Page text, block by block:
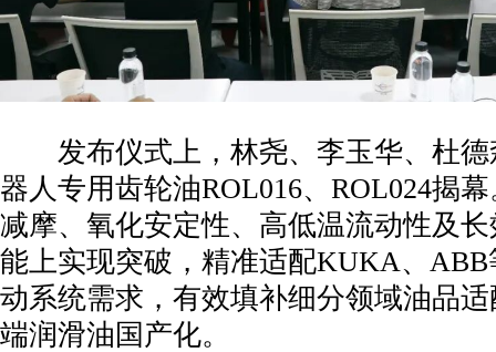
发布仪式上，林尧、李玉华、杜德
器人专用齿轮油ROL016、ROL024揭
减摩、氧化安定性、高低温流动性及
能上实现突破，精准适配KUKA、
动系统需求，有效填补细分领域油品
端润滑油国产化。